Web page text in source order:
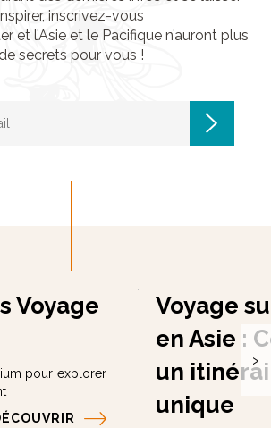
inscrivez-vous
et l’Asie et le Pacifique n’auront plus
secrets pour vous !
Voyage
pour explorer
Voyage
en Asie :
un
unique
>